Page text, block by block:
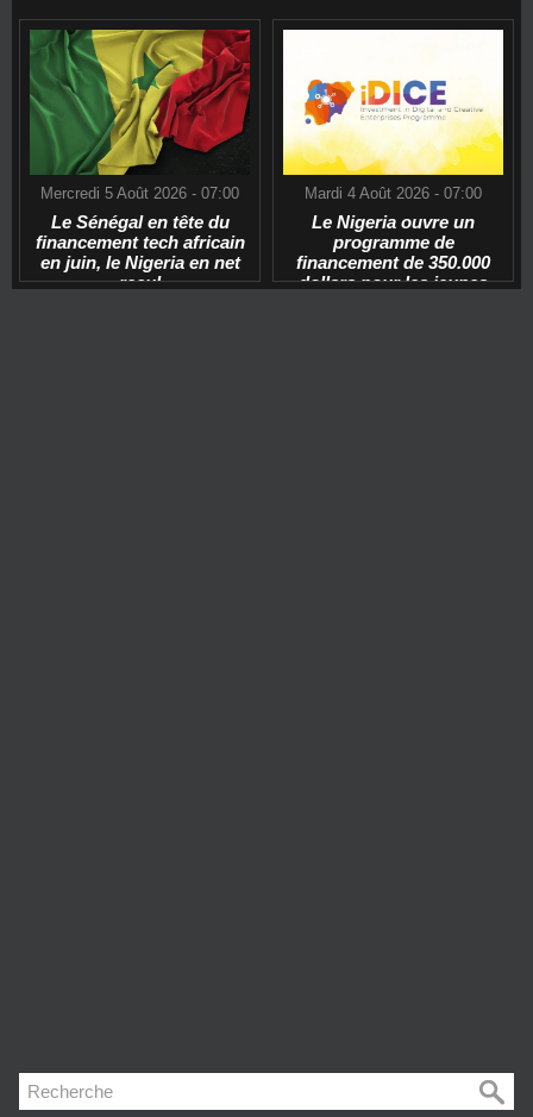
Mercredi 5 Août 2026 - 07:00
Le Sénégal en tête du
financement tech africain
en juin, le Nigeria en net
recul
Mardi 4 Août 2026 - 07:00
Le Nigeria ouvre un
programme de
financement de 350.000
dollars pour les jeunes